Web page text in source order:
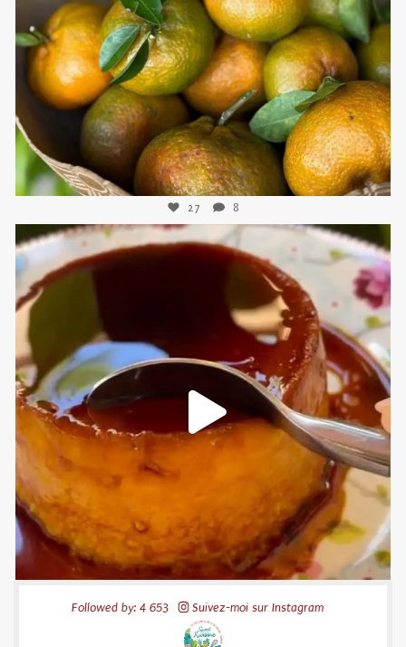
Followed by: 4 653 Suivez-moi sur Instagram
Nov 21
27 8
sweetkwisine
Nov 16
52 20